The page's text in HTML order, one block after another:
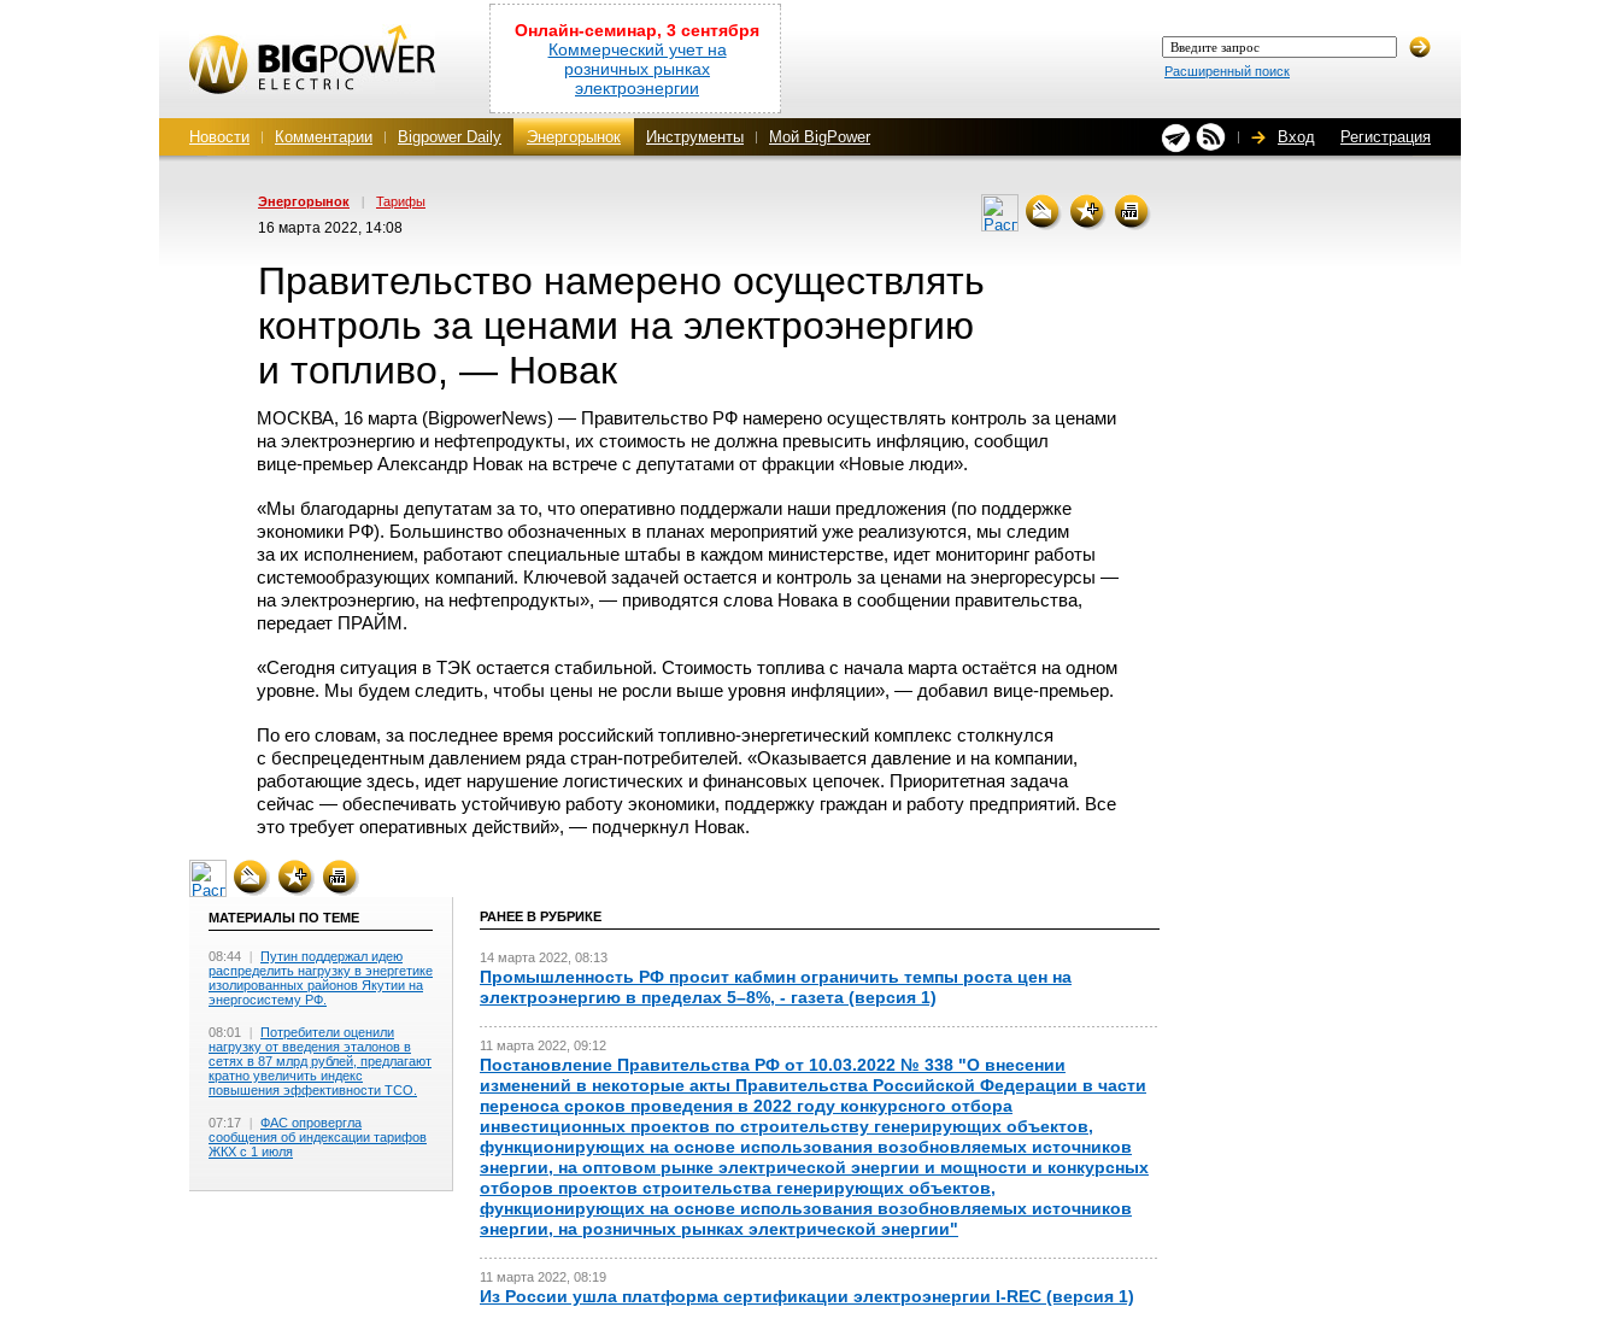
Онлайн-семинар, 3 сентября
Коммерческий учет на
розничных рынках
электроэнергии
Расширенный поиск
Новости Комментарии Bigpower Daily Энергорынок Инструменты Мой BigPower Вход Регистрация
Энергорынок | Тарифы
16 марта 2022, 14:08
Правительство намерено осуществлять
контроль за ценами на электроэнергию
и топливо, — Новак
МОСКВА, 16 марта (BigpowerNews) — Правительство РФ намерено осуществлять контроль за ценами
на электроэнергию и нефтепродукты, их стоимость не должна превысить инфляцию, сообщил
вице-премьер Александр Новак на встрече с депутатами от фракции «Новые люди».
«Мы благодарны депутатам за то, что оперативно поддержали наши предложения (по поддержке
экономики РФ). Большинство обозначенных в планах мероприятий уже реализуются, мы следим
за их исполнением, работают специальные штабы в каждом министерстве, идет мониторинг работы
системообразующих компаний. Ключевой задачей остается и контроль за ценами на энергоресурсы —
на электроэнергию, на нефтепродукты», — приводятся слова Новака в сообщении правительства,
передает ПРАЙМ.
«Сегодня ситуация в ТЭК остается стабильной. Стоимость топлива с начала марта остаётся на одном
уровне. Мы будем следить, чтобы цены не росли выше уровня инфляции», — добавил вице-премьер.
По его словам, за последнее время российский топливно-энергетический комплекс столкнулся
с беспрецедентным давлением ряда стран-потребителей. «Оказывается давление и на компании,
работающие здесь, идет нарушение логистических и финансовых цепочек. Приоритетная задача
сейчас — обеспечивать устойчивую работу экономики, поддержку граждан и работу предприятий. Все
это требует оперативных действий», — подчеркнул Новак.
МАТЕРИАЛЫ ПО ТЕМЕ
08:44 | Путин поддержал идею
распределить нагрузку в энергетике
изолированных районов Якутии на
энергосистему РФ.
08:01 | Потребители оценили
нагрузку от введения эталонов в
сетях в 87 млрд рублей, предлагают
кратно увеличить индекс
повышения эффективности ТСО.
07:17 | ФАС опровергла
сообщения об индексации тарифов
ЖКХ с 1 июля
РАНЕЕ В РУБРИКЕ
14 марта 2022, 08:13
Промышленность РФ просит кабмин ограничить темпы роста цен на
электроэнергию в пределах 5–8%, - газета (версия 1)
11 марта 2022, 09:12
Постановление Правительства РФ от 10.03.2022 № 338 "О внесении
изменений в некоторые акты Правительства Российской Федерации в части
переноса сроков проведения в 2022 году конкурсного отбора
инвестиционных проектов по строительству генерирующих объектов,
функционирующих на основе использования возобновляемых источников
энергии, на оптовом рынке электрической энергии и мощности и конкурсных
отборов проектов строительства генерирующих объектов,
функционирующих на основе использования возобновляемых источников
энергии, на розничных рынках электрической энергии"
11 марта 2022, 08:19
Из России ушла платформа сертификации электроэнергии I-REC (версия 1)